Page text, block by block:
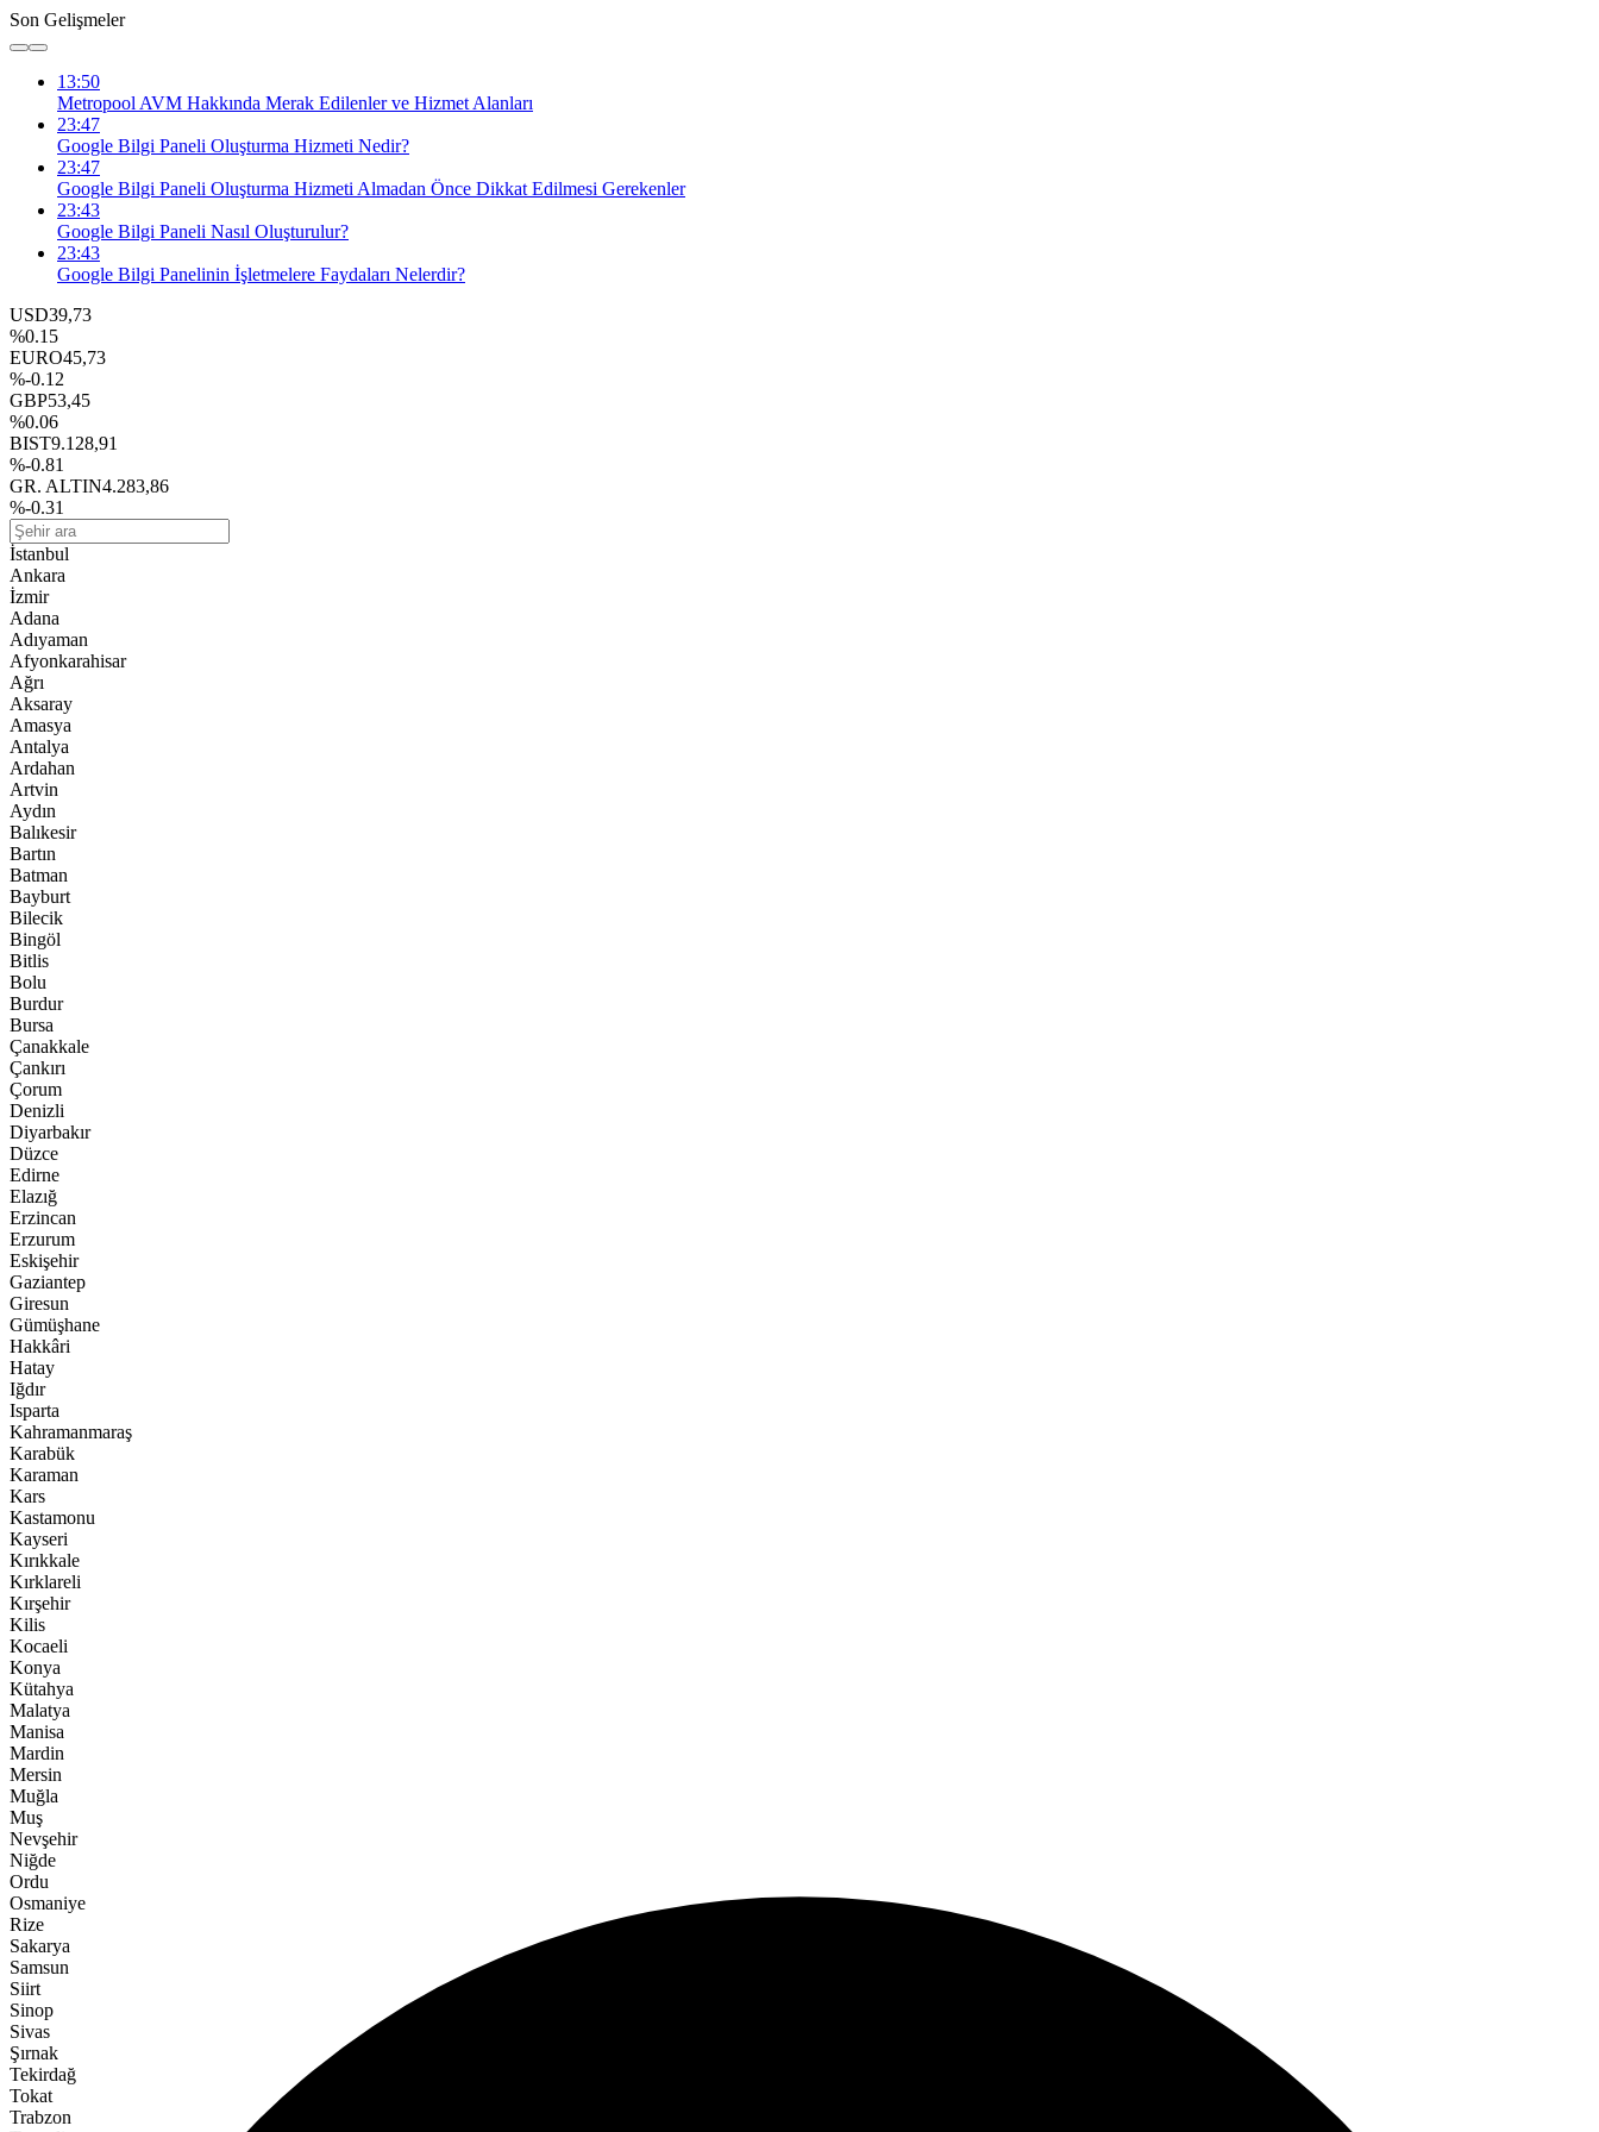
Son Gelişmeler
13:50
Metropool AVM Hakkında Merak Edilenler ve Hizmet Alanları
23:47
Google Bilgi Paneli Oluşturma Hizmeti Nedir?
23:47
Google Bilgi Paneli Oluşturma Hizmeti Almadan Önce Dikkat Edilmesi Gerekenler
23:43
Google Bilgi Paneli Nasıl Oluşturulur?
23:43
Google Bilgi Panelinin İşletmelere Faydaları Nelerdir?
USD39,73
%0.15
EURO45,73
%-0.12
GBP53,45
%0.06
BIST9.128,91
%-0.81
GR. ALTIN4.283,86
%-0.31
İstanbul
Ankara
İzmir
Adana
Adıyaman
Afyonkarahisar
Ağrı
Aksaray
Amasya
Antalya
Ardahan
Artvin
Aydın
Balıkesir
Bartın
Batman
Bayburt
Bilecik
Bingöl
Bitlis
Bolu
Burdur
Bursa
Çanakkale
Çankırı
Çorum
Denizli
Diyarbakır
Düzce
Edirne
Elazığ
Erzincan
Erzurum
Eskişehir
Gaziantep
Giresun
Gümüşhane
Hakkâri
Hatay
Iğdır
Isparta
Kahramanmaraş
Karabük
Karaman
Kars
Kastamonu
Kayseri
Kırıkkale
Kırklareli
Kırşehir
Kilis
Kocaeli
Konya
Kütahya
Malatya
Manisa
Mardin
Mersin
Muğla
Muş
Nevşehir
Niğde
Ordu
Osmaniye
Rize
Sakarya
Samsun
Siirt
Sinop
Sivas
Şırnak
Tekirdağ
Tokat
Trabzon